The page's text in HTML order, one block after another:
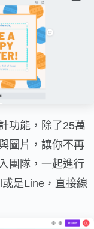
功能，除了25萬
圖片，讓你不再
團隊，一起進行
是Line，直接線